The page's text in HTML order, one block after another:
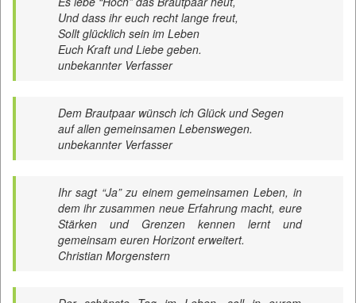
Und dass ihr euch recht lange freut,
Sollt glücklich sein im Leben
Euch Kraft und Liebe geben.
unbekannter Verfasser
Dem Brautpaar wünsch ich Glück und Segen
auf allen gemeinsamen Lebenswegen.
unbekannter Verfasser
Ihr sagt “Ja” zu einem gemeinsamen Leben, in
dem ihr zusammen neue Erfahrung macht, eure
Stärken und Grenzen kennen lernt und
gemeinsam euren Horizont erweitert.
Christian Morgenstern